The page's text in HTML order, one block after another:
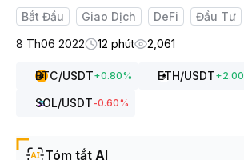
Bắt Đầu Giao Dịch DeFi
Đầu Tư
8 Th06 2022
12 phút 2,061
BTC/USDT+0.80% ETH/USDT+2.00
SOL/USDT-0.60%
Tóm tắt AI